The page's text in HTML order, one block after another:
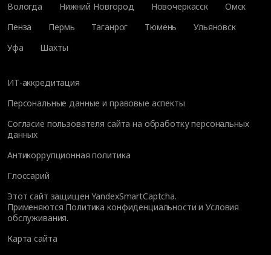
Вологда
Нижний Новгород Новочеркасск
Омск
Пенза
Пермь Таганрог Тюмень
Ульяновск
Уфа
Шахты
ИТ-аккредитация
Персональные данные и правовые аспекты
Согласие пользователя сайта на обработку персональных
данных
Антикоррупционная политика
Глоссарий
Этот сайт защищен YandexSmartCaptcha.
Применяются Политика конфиденциальности иУсловия
обслуживания.
Карта сайта